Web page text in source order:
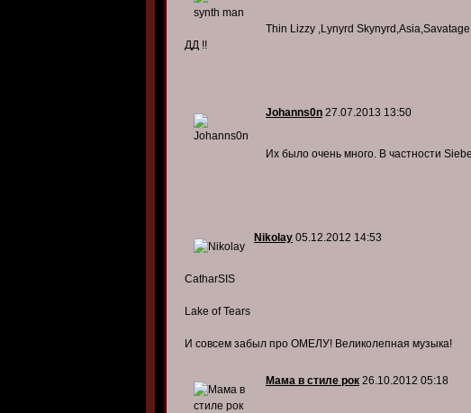
Thin Lizzy ,Lynyrd
ДД !!
Johanns0n 27.07.2013 13:50
Их было очень много. В частности
Nikolay 05.12.2012 14:53
CatharSIS
Lake of Tears
И совсем забыл про ОМЕЛУ! Великолепная музыка!
Мама в стиле рок 26.10.2012 05:18